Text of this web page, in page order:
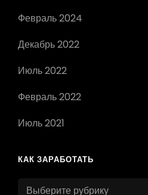
Февраль 2024
Декабрь 2022
Июль 2022
Февраль 2022
Июль 2021
КАК ЗАРАБОТАТЬ
как